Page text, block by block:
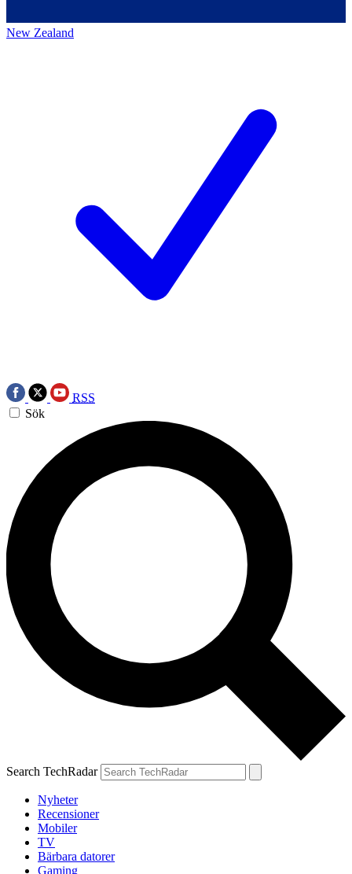
New Zealand
RSS
Sök
Search TechRadar
Nyheter
Recensioner
Mobiler
TV
Bärbara datorer
Gaming